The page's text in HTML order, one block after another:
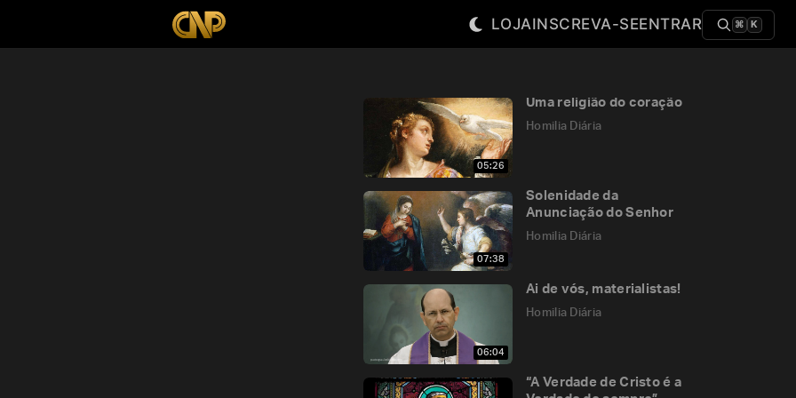
LOJAINSCREVA-SEENTRAR ⌘ K
05:26
Uma religião do coração
Homilia Diária
07:38
Solenidade da
Anunciação do Senhor
Homilia Diária
06:04
Ai de vós, materialistas!
Homilia Diária
“A Verdade de Cristo é a